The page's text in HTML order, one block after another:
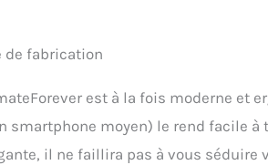
de fabrication
est à la fois moderne et
smartphone moyen) le rend facile
il ne faillira pas à vous séduire